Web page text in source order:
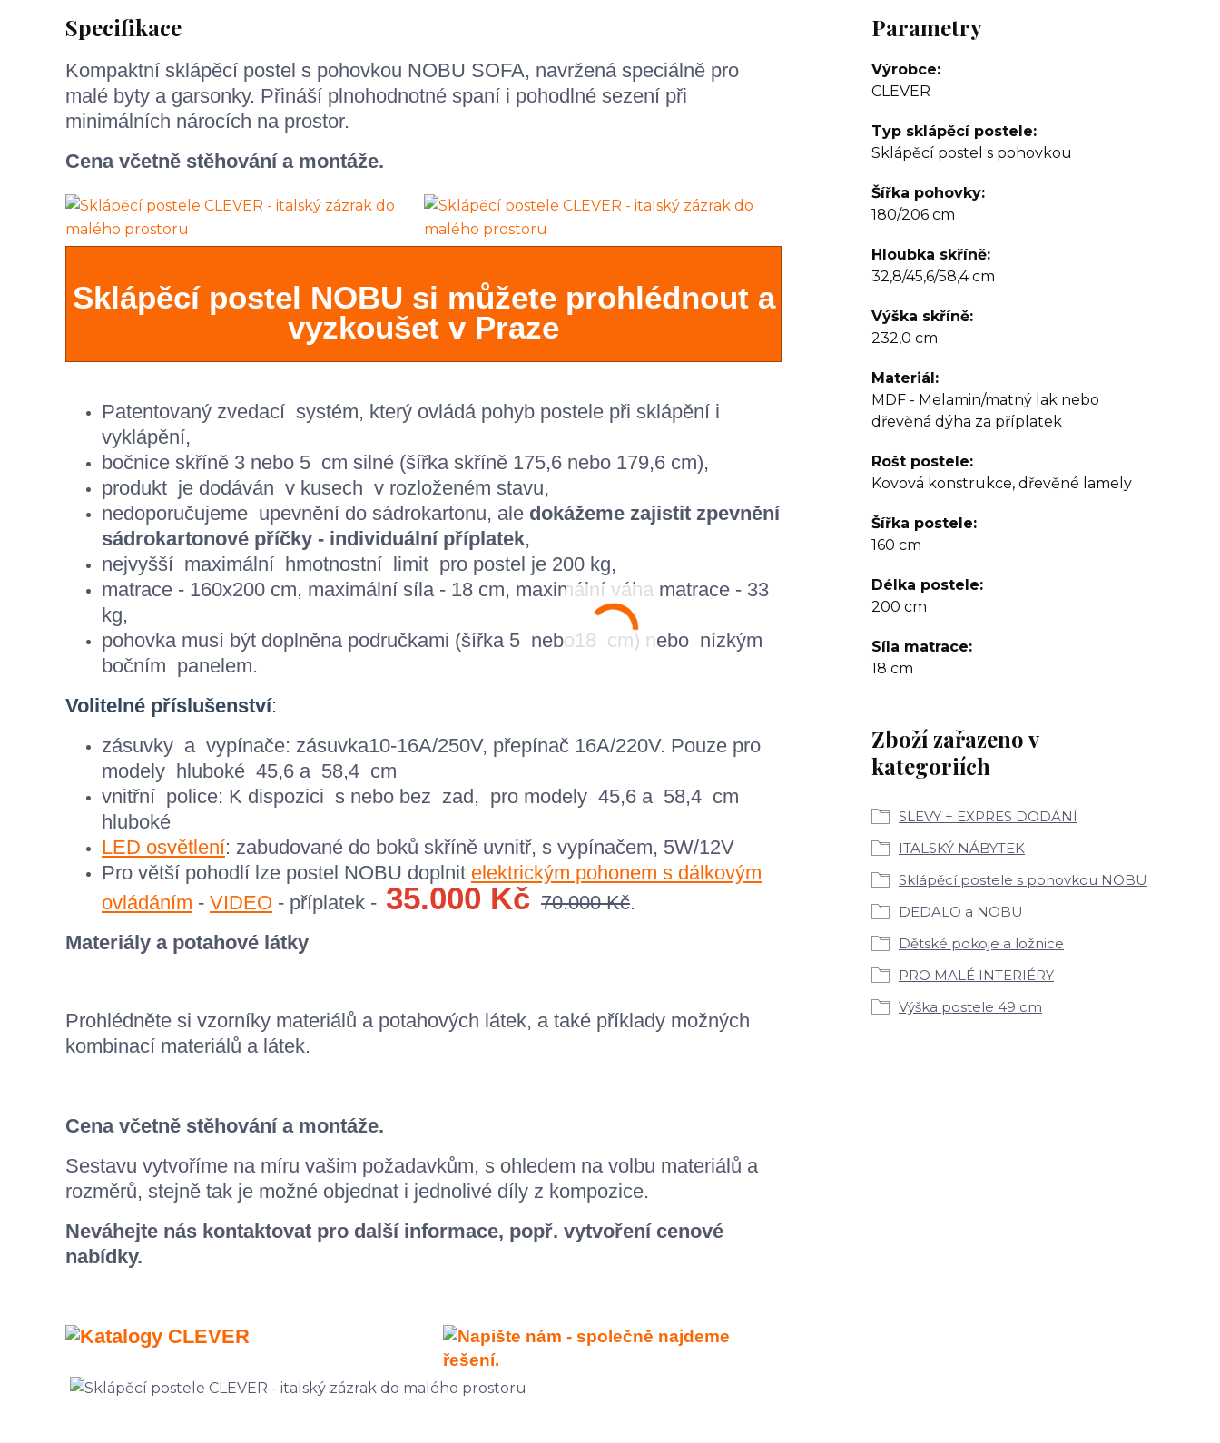
Specifikace
Kompaktní sklápěcí postel s pohovkou NOBU SOFA, navržená speciálně pro
malé byty a garsonky. Přináší plnohodnotné spaní i pohodlné sezení při
minimálních nárocích na prostor.
Cena včetně stěhování a montáže.
Sklápěcí postel NOBU si můžete prohlédnout a
vyzkoušet v Praze
Patentovaný zvedací systém, který ovládá pohyb postele při sklápění i
vyklápění,
bočnice skříně 3 nebo 5 cm silné (šířka skříně 175,6 nebo 179,6 cm),
produkt je dodáván v kusech v rozloženém stavu,
nedoporučujeme upevnění do sádrokartonu, ale dokážeme zajistit zpevnění
sádrokartonové příčky - individuální příplatek,
nejvyšší maximální hmotnostní limit pro postel je 200 kg,
matrace - 160x200 cm, maximální síla - 18 cm, maximální váha matrace - 33
kg,
pohovka musí být doplněna područkami (šířka 5 nebo18 cm) nebo nízkým
bočním panelem.
Volitelné příslušenství:
zásuvky a vypínače: zásuvka10-16A/250V, přepínač 16A/220V. Pouze pro
modely hluboké 45,6 a 58,4 cm
vnitřní police: K dispozici s nebo bez zad, pro modely 45,6 a 58,4 cm
hluboké
LED osvětlení: zabudované do boků skříně uvnitř, s vypínačem, 5W/12V
Pro větší pohodlí lze postel NOBU doplnit elektrickým pohonem s dálkovým
ovládáním - VIDEO - příplatek - 35.000 Kč 70.000 Kč.
Materiály a potahové látky
Prohlédněte si vzorníky materiálů a potahových látek, a také příklady možných
kombinací materiálů a látek.
Cena včetně stěhování a montáže.
Sestavu vytvoříme na míru vašim požadavkům, s ohledem na volbu materiálů a
rozměrů, stejně tak je možné objednat i jednolivé díly z kompozice.
Neváhejte nás kontaktovat pro další informace, popř. vytvoření cenové
nabídky.
Parametry
Výrobce
CLEVER
Typ sklápěcí postele
Sklápěcí postel s pohovkou
Šířka pohovky
180/206 cm
Hloubka skříně
32,8/45,6/58,4 cm
Výška skříně
232,0 cm
Materiál
MDF - Melamin/matný lak nebo
dřevěná dýha za příplatek
Rošt postele
Kovová konstrukce, dřevěné lamely
Šířka postele
160 cm
Délka postele
200 cm
Síla matrace
18 cm
Zboží zařazeno v
kategoriích
SLEVY + EXPRES DODÁNÍ
ITALSKÝ NÁBYTEK
Sklápěcí postele s pohovkou NOBU
DEDALO a NOBU
Dětské pokoje a ložnice
PRO MALÉ INTERIÉRY
Výška postele 49 cm